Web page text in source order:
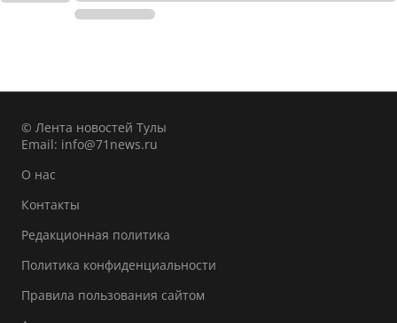
© Лента новостей Тулы
Email: info@71news.ru
О нас
Контакты
Редакционная политика
Политика конфиденциальности
Правила пользования сайтом